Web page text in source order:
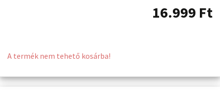
16.999 Ft
A termék nem tehető kosárba!